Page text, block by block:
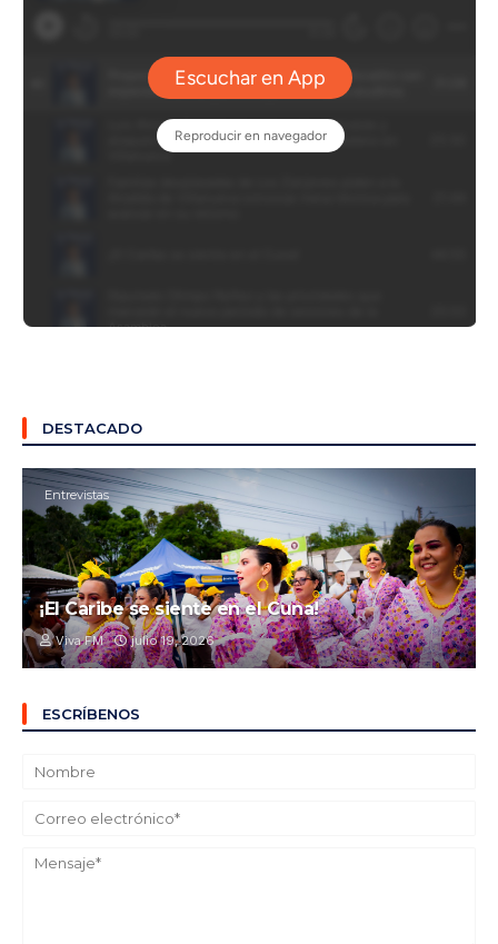
DESTACADO
Entrevistas
¡El Caribe se siente en el Cuna!
Viva FM julio 19, 2026
ESCRÍBENOS